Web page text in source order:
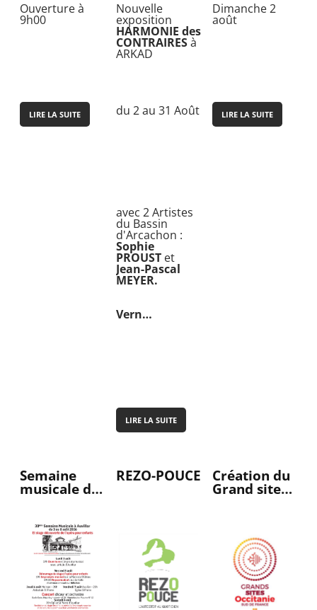
Ouverture à
9h00
LIRE LA SUITE
Nouvelle
exposition
HARMONIE des
CONTRAIRESà
ARKAD
du 2 au 31 Août
avec 2 Artistes
du Bassin
d'Arcachon :
Sophie
PROUST et
Jean-Pascal
MEYER.
Vern…
LIRE LA SUITE
Dimanche 2
août
LIRE LA SUITE
Semaine
musicale du
REZO-POUCE Création du
Grand site
Auvillar